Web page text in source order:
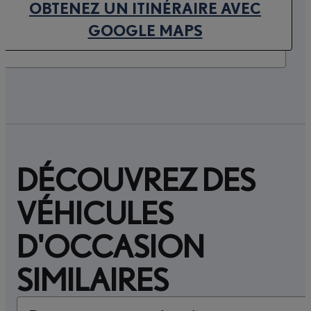
OBTENEZ UN ITINÉRAIRE AVEC
GOOGLE MAPS(OPENS IN NEW TAB)
DÉCOUVREZ DES
VÉHICULES
D'OCCASION
SIMILAIRES